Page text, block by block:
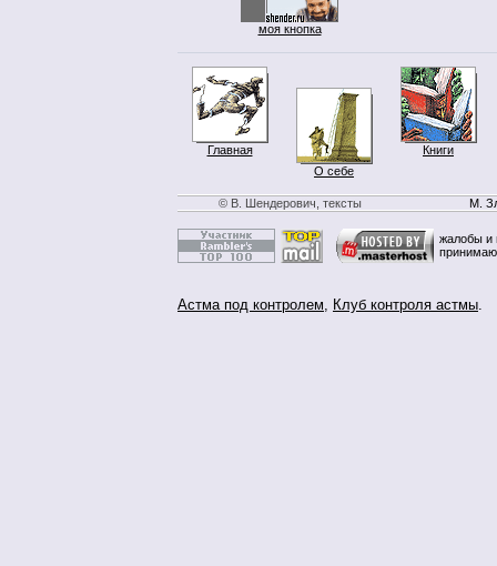
моя кнопка
Главная
О себе
Книги
© В. Шендерович, тексты М.
жалобы и
Астма под контролем, Клуб контроля астмы.